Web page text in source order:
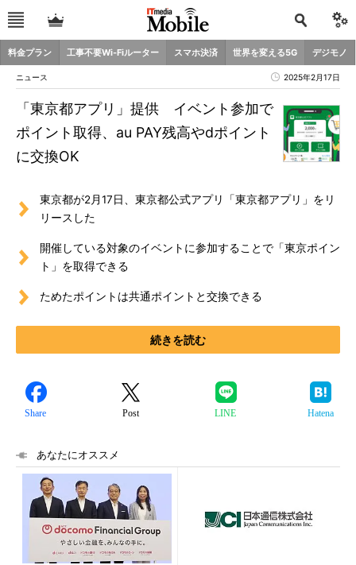
料金プラン 工事不要Wi-Fiルーター スマホ決済 世界を変える5G デジモノ
ニュース 2025年2月17日
「東京都アプリ」提供 イベント参加で
ポイント取得、au PAY残高やdポイント
に交換OK
東京都が2月17日、東京都公式アプリ「東京都アプリ」をリ
リースした
開催している対象のイベントに参加することで「東京ポイン
ト」を取得できる
ためたポイントは共通ポイントと交換できる
続きを読む
Share Post LINE Hatena
あなたにオススメ